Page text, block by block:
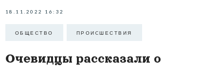
18.11.2022 16:32
ОБЩЕСТВО ПРОИCШЕСТВИЯ
Очевидцы рассказали о